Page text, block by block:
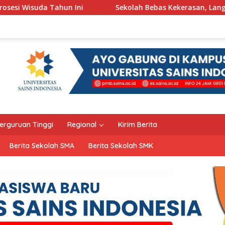
Sekolah Bebas Kekerasan, Langkah Pemkot Kediri
Tinggi Regional Kirim Berita
Berita Sekolah SMA Berita Sekolah SMK